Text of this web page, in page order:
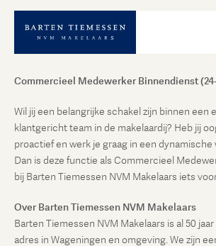
Commercieel Medewerker Binnendienst
Wil jij een belangrijke schakel zijn binnen een
klantgericht team in de makelaardij? Heb jij
proactief en werk je graag in een dynamische
Dan is deze functie als Commercieel
bij Barten Tiemessen NVM Makelaars iets
Over Barten Tiemessen NVM Makelaars
Barten Tiemessen NVM Makelaars is al 50
adres in Wageningen en omgeving. We zijn